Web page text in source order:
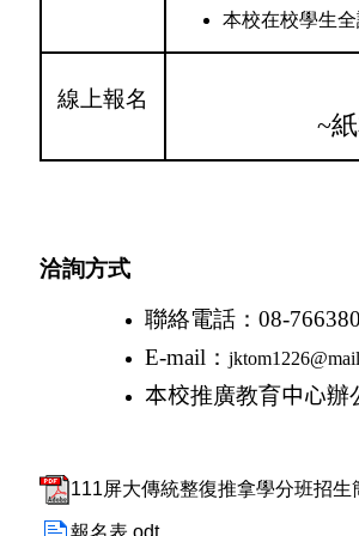
本校在校學生
線上報名
~
洽詢方式
聯絡電話： 08-
E-mail ：
本校推廣教育中心辦
111屏大傳統整復推拿學分班招生